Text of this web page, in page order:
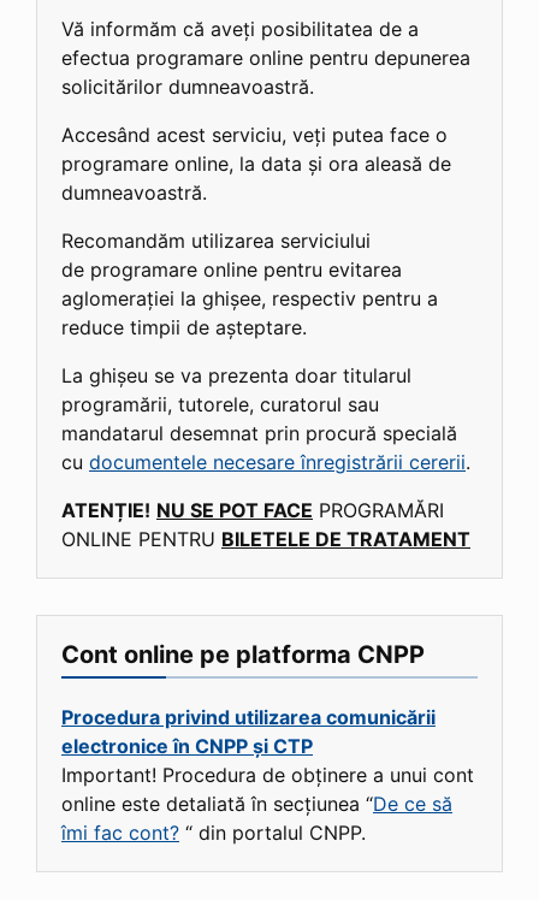
Vă informăm că aveți posibilitatea de a
efectua programare online pentru depunerea
solicitărilor dumneavoastră.
Accesând acest serviciu, veți putea face o
programare online, la data și ora aleasă de
dumneavoastră.
Recomandăm utilizarea serviciului
de programare online pentru evitarea
aglomerației la ghișee, respectiv pentru a
reduce timpii de așteptare.
La ghișeu se va prezenta doar titularul
programării, tutorele, curatorul sau
mandatarul desemnat prin procură specială
cu documentele necesare înregistrării cererii.
ATENȚIE! NU SE POT FACE PROGRAMĂRI
ONLINE PENTRU BILETELE DE TRATAMENT
Cont online pe platforma CNPP
Procedura privind utilizarea comunicării
electronice în CNPP și CTP
Important! Procedura de obținere a unui cont
online este detaliată în secțiunea “De ce să
îmi fac cont? “ din portalul CNPP.